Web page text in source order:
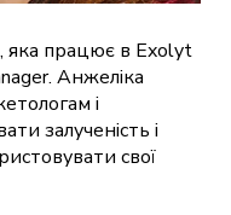
яка працює в Exolyt
Анжеліка
і
залученість і
свої